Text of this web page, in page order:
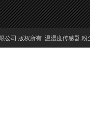
公司 版权所有 温湿度传感器,粉